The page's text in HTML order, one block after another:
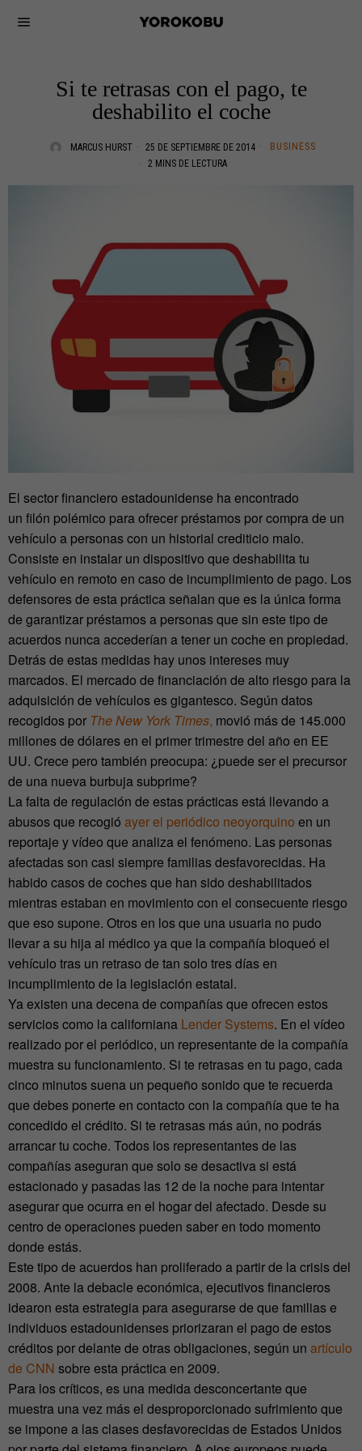
Si te retrasas con el pago, te
deshabilito el coche
MARCUS HURST 25 DE SEPTIEMBRE DE 2014
BUSINESS
2 MINS DE LECTURA
El sector financiero estadounidense ha encontrado
un filón polémico para ofrecer préstamos por compra de un
vehículo a personas con un historial crediticio malo.
Consiste en instalar un dispositivo que deshabilita tu
vehículo en remoto en caso de incumplimiento de pago. Los
defensores de esta práctica señalan que es la única forma
de garantizar préstamos a personas que sin este tipo de
acuerdos nunca accederían a tener un coche en propiedad.
Detrás de estas medidas hay unos intereses muy
marcados. El mercado de financiación de alto riesgo para la
adquisición de vehículos es gigantesco. Según datos
recogidos por The New York Times, movió más de 145.000
millones de dólares en el primer trimestre del año en EE
UU. Crece pero también preocupa: ¿puede ser el precursor
de una nueva burbuja subprime?
La falta de regulación de estas prácticas está llevando a
abusos que recogió ayer el periódico neoyorquino en un
reportaje y vídeo que analiza el fenómeno. Las personas
afectadas son casi siempre familias desfavorecidas. Ha
habido casos de coches que han sido deshabilitados
mientras estaban en movimiento con el consecuente riesgo
que eso supone. Otros en los que una usuaria no pudo
llevar a su hija al médico ya que la compañía bloqueó el
vehículo tras un retraso de tan solo tres días en
incumplimiento de la legislación estatal.
Ya existen una decena de compañías que ofrecen estos
servicios como la californiana Lender Systems. En el vídeo
realizado por el periódico, un representante de la compañía
muestra su funcionamiento. Si te retrasas en tu pago, cada
cinco minutos suena un pequeño sonido que te recuerda
que debes ponerte en contacto con la compañía que te ha
concedido el crédito. Si te retrasas más aún, no podrás
arrancar tu coche. Todos los representantes de las
compañías aseguran que solo se desactiva si está
estacionado y pasadas las 12 de la noche para intentar
asegurar que ocurra en el hogar del afectado. Desde su
centro de operaciones pueden saber en todo momento
donde estás.
Este tipo de acuerdos han proliferado a partir de la crisis del
2008. Ante la debacle económica, ejecutivos financieros
idearon esta estrategia para asegurarse de que familias e
individuos estadounidenses priorizaran el pago de estos
créditos por delante de otras obligaciones, según un artículo
de CNN sobre esta práctica en 2009.
Para los críticos, es una medida desconcertante que
muestra una vez más el desproporcionado sufrimiento que
se impone a las clases desfavorecidas de Estados Unidos